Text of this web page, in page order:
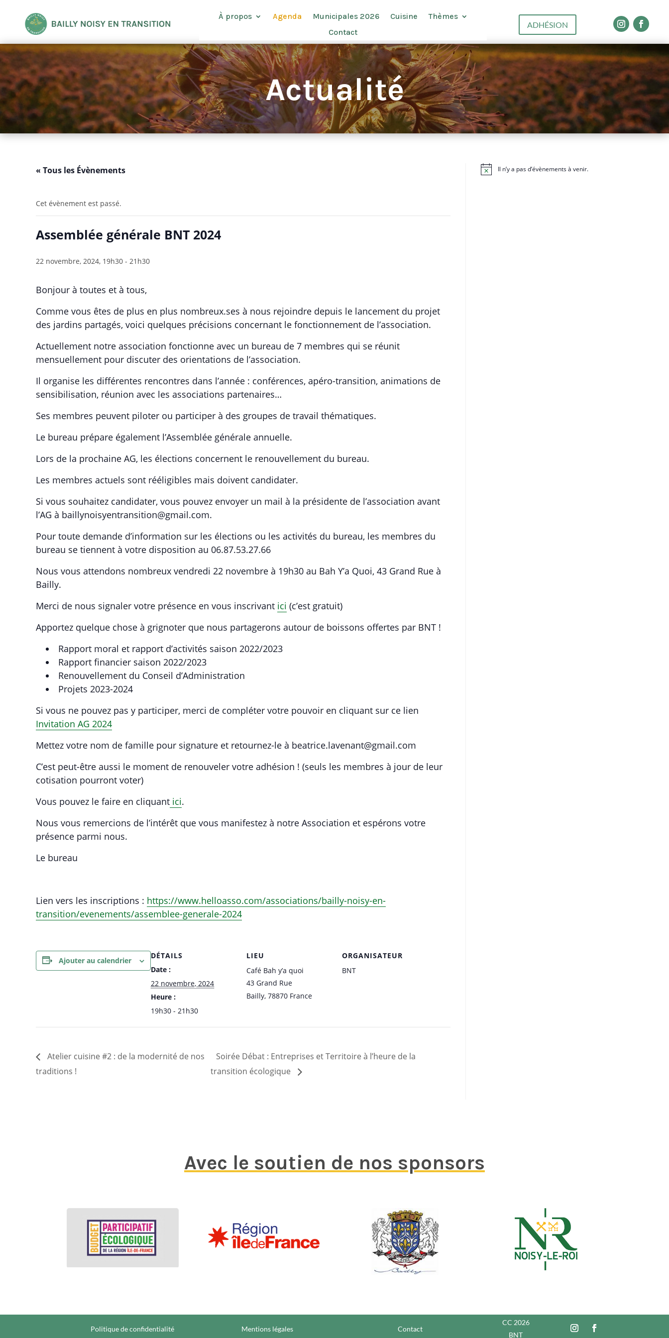
À propos Agenda Municipales 2026 Cuisine
Thèmes
Contact
ADHÉSION
Actualité
« Tous les Évènements
Cet évènement est passé.
Assemblée générale BNT 2024
22 novembre, 2024, 19h30 - 21h30
Bonjour à toutes et à tous,
Comme vous êtes de plus en plus nombreux.ses à nous rejoindre depuis le lancement du projet
des jardins partagés, voici quelques précisions concernant le fonctionnement de l’association.
Actuellement notre association fonctionne avec un bureau de 7 membres qui se réunit
mensuellement pour discuter des orientations de l’association.
Il organise les différentes rencontres dans l’année : conférences, apéro-transition, animations de
sensibilisation, réunion avec les associations partenaires…
Ses membres peuvent piloter ou participer à des groupes de travail thématiques.
Le bureau prépare également l’Assemblée générale annuelle.
Lors de la prochaine AG, les élections concernent le renouvellement du bureau.
Les membres actuels sont rééligibles mais doivent candidater.
Si vous souhaitez candidater, vous pouvez envoyer un mail à la présidente de l’association avant
l’AG à baillynoisyentransition@gmail.com.
Pour toute demande d’information sur les élections ou les activités du bureau, les membres du
bureau se tiennent à votre disposition au 06.87.53.27.66
Nous vous attendons nombreux vendredi 22 novembre à 19h30 au Bah Y’a Quoi, 43 Grand Rue à
Bailly.
Merci de nous signaler votre présence en vous inscrivant ici (c’est gratuit)
Apportez quelque chose à grignoter que nous partagerons autour de boissons offertes par BNT !
Rapport moral et rapport d’activités saison 2022/2023
Rapport financier saison 2022/2023
Renouvellement du Conseil d’Administration
Projets 2023-2024
Si vous ne pouvez pas y participer, merci de compléter votre pouvoir en cliquant sur ce lien
Invitation AG 2024
Mettez votre nom de famille pour signature et retournez-le à beatrice.lavenant@gmail.com
C’est peut-être aussi le moment de renouveler votre adhésion ! (seuls les membres à jour de leur
cotisation pourront voter)
Vous pouvez le faire en cliquant ici.
Nous vous remercions de l’intérêt que vous manifestez à notre Association et espérons votre
présence parmi nous.
Le bureau
Lien vers les inscriptions : https://www.helloasso.com/associations/bailly-noisy-en-
transition/evenements/assemblee-generale-2024
Ajouter au calendrier
DÉTAILS
Date :
22 novembre, 2024
Heure :
19h30 - 21h30
LIEU
Café Bah y’a quoi
43 Grand Rue
Bailly, 78870 France
ORGANISATEUR
BNT
Atelier cuisine #2 : de la modernité de nos
traditions !
Soirée Débat : Entreprises et Territoire à l’heure de la
transition écologique
N
Il n’y a pas d’évènements à venir.
Avec le soutien de nos sponsors
Politique de confidentialité Mentions légales Contact
CC 2026
BNT